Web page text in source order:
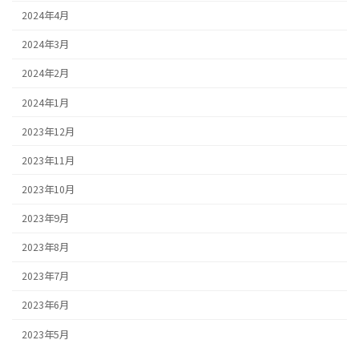
2024年4月
2024年3月
2024年2月
2024年1月
2023年12月
2023年11月
2023年10月
2023年9月
2023年8月
2023年7月
2023年6月
2023年5月